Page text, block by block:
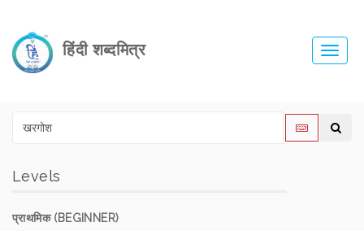
हिंदी शब्दमित्र
Levels
प्राथमिक (BEGINNER)